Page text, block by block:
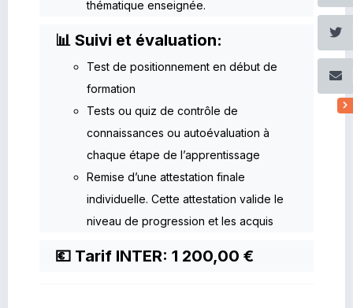
thématique enseignée.
📊 Suivi et évaluation:
Test de positionnement en début de
formation
Tests ou quiz de contrôle de
connaissances ou autoévaluation à
chaque étape de l’apprentissage
Remise d’une attestation finale
individuelle. Cette attestation valide le
niveau de progression et les acquis
💶 Tarif INTER: 1 200,00 €